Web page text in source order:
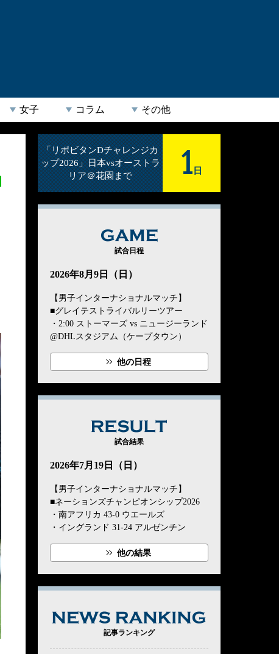
女子 コラム その他
「リポビタンDチャレンジカ
ップ2026」日本vsオーストラ
リア＠花園まで
1 日
GAME
試合日程
2026年8月9日（日）
【男子インターナショナルマッチ】
■グレイテストライバルリーツアー
・2:00 ストーマーズ vs ニュージーランド
@DHLスタジアム（ケープタウン）
他の日程
試合結果
2026年7月19日（日）
【男子インターナショナルマッチ】
■ネーションズチャンピオンシップ2026
・南アフリカ 43-0 ウエールズ
・イングランド 31-24 アルゼンチン
他の結果
記事ランキング